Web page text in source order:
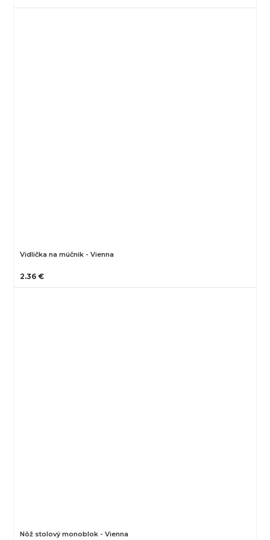
Vidlička na múčnik - Vienna
2.36 €
Nôž stolový monoblok - Vienna